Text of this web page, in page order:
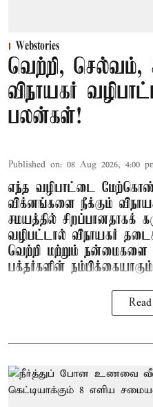
Webstories
வெற்றி, செல்வம்,
விநாயகர்
பலன்கள்!
Published on: 08 Aug 2026, 4:00
எந்த வழிபாட்டை
விக்னங்களை நீக்கும்
சமயத்தில் சிறப்பானதாகக்
வழிபட்டால் விநாயகர்
வெற்றி மற்றும் நன்மைகளை
பக்தர்களின்